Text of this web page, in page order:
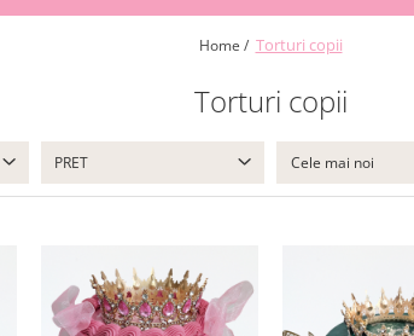
Home / Torturi copii
Torturi copii
PRET